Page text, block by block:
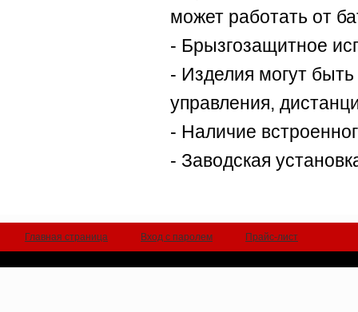
может работать от
- Брызгозащитное
- Изделия могут
управления,
- Наличие
- Заводская
Главная страница Вход с паролем Прайс-лист